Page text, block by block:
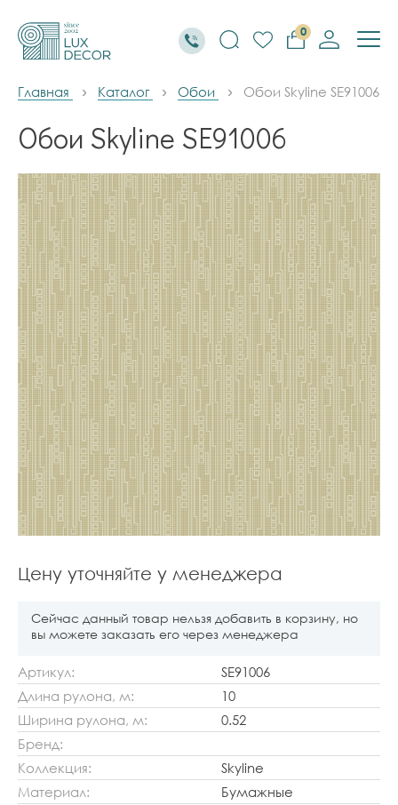
0
Главная Каталог Обои Обои Skyline SE91006
Обои Skyline SE91006
Цену уточняйте у менеджера
Сейчас данный товар нельзя добавить в корзину, но
вы можете заказать его через менеджера
Артикул:
SE91006
Длина рулона, м:
10
Ширина рулона, м:
0.52
Бренд:
Коллекция:
Skyline
Материал:
Бумажные